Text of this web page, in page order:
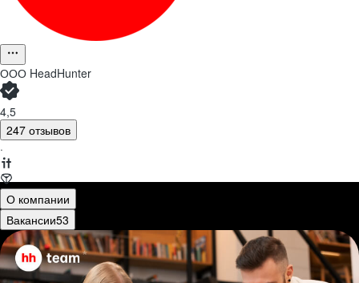
ООО HeadHunter
4,5
247 отзывов
·
О компании
Вакансии53